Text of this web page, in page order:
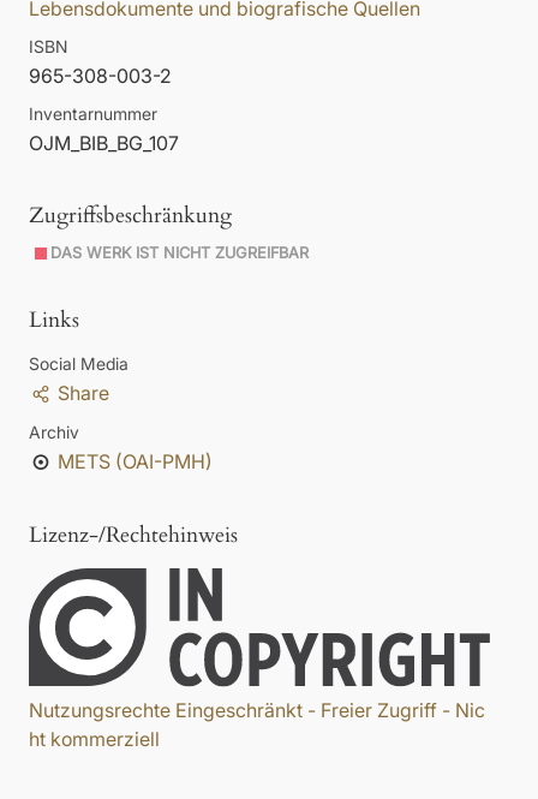
Lebensdokumente und biografische Quellen
ISBN
965-308-003-2
Inventarnummer
OJM_BIB_BG_107
Zugriffsbeschränkung
DAS WERK IST NICHT ZUGREIFBAR
Links
Social Media
Share
Archiv
METS (OAI-PMH)
Lizenz-/Rechtehinweis
Nutzungsrechte Eingeschränkt - Freier Zugriff - Nic
ht kommerziell